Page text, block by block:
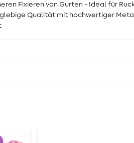
Fixieren von Gurten - Ideal für
Qualität mit hochwertiger